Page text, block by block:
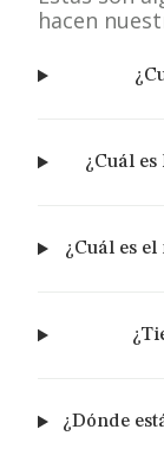
hacen
¿Cuál
¿Cuál es
¿Dónde